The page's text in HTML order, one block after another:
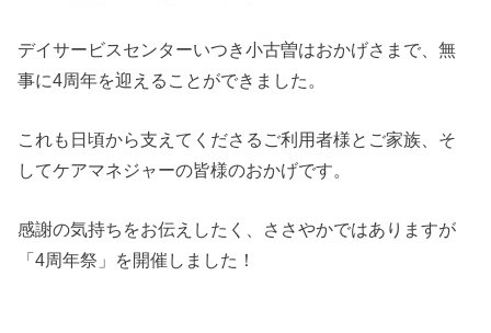
デイサービスセンターいつき小古曽はおかげさまで、無
事に4周年を迎えることができました。
これも日頃から支えてくださるご利用者様とご家族、そ
してケアマネジャーの皆様のおかげです。
感謝の気持ちをお伝えしたく、ささやかではありますが
「4周年祭」を開催しました！